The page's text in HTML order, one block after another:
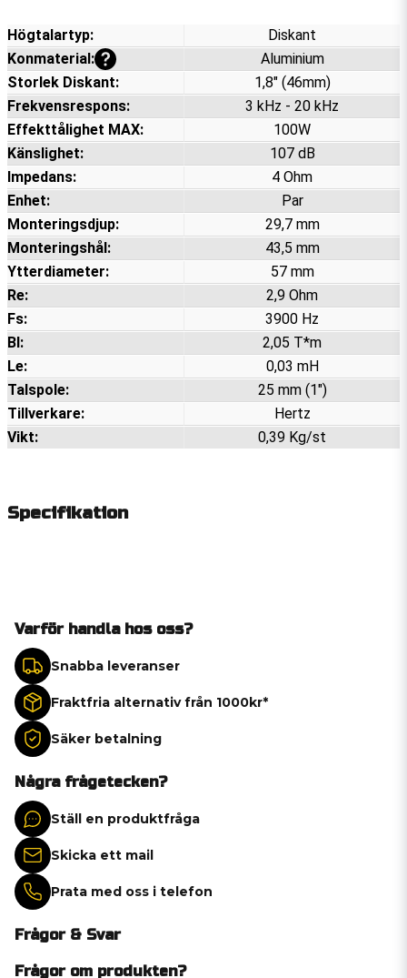
Högtalartyp:
Diskant
Konmaterial:Visa mer information
Aluminium
Storlek Diskant:
1,8" (46mm)
Frekvensrespons:
3 kHz - 20 kHz
Effekttålighet MAX:
100W
Känslighet:
107 dB
Impedans:
4 Ohm
Enhet:
Par
Monteringsdjup:
29,7 mm
Monteringshål:
43,5 mm
Ytterdiameter:
57 mm
Re:
2,9 Ohm
Fs:
3900 Hz
Bl:
2,05 T*m
Le:
0,03 mH
Talspole:
25 mm (1")
Tillverkare:
Hertz
Vikt:
0,39 Kg/st
Specifikation
Varför handla hos oss?
Snabba leveranser
Fraktfria alternativ från 1000kr*
Säker betalning
Några frågetecken?
Ställ en produktfråga
Skicka ett mail
Prata med oss i telefon
Frågor & Svar
Frågor om produkten?